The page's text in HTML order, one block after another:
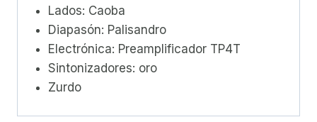
Lados: Caoba
Diapasón: Palisandro
Electrónica: Preamplificador TP4T
Sintonizadores: oro
Zurdo